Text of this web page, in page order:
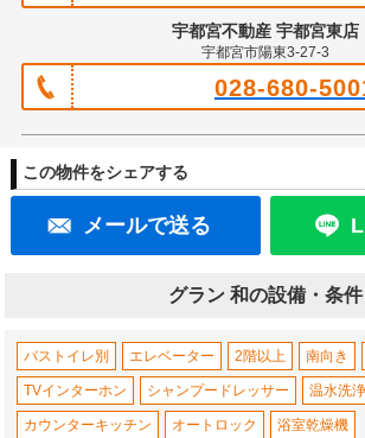
宇都宮不動産 宇都宮東店
宇都宮市陽東3-27-3
028-680-
この物件をシェアする
メールで送る
グラン 和の設備・条件
バストイレ別 エレベーター 2階以上 南向き
TVインターホン シャンプードレッサー 温水洗
カウンターキッチン オートロック 浴室乾燥機